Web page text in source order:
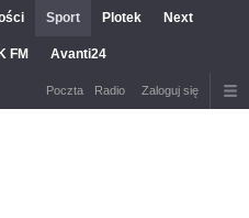
Sport Plotek Next
FM Avanti24
Poczta Radio Zaloguj się